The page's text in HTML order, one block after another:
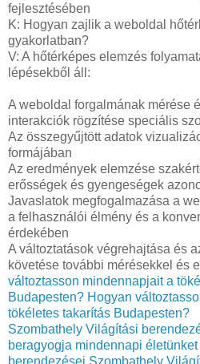
fejlesztésében
K: Hogyan zajlik a weboldal
gyakorlatban?
V: A hőtérképes elemzés
lépésekből áll:
A weboldal forgalmának mérése
interakciók rögzítése speciális
Az összegyűjtött adatok
formájában
Az eredmények elemzése
erősségek és gyengeségek
Javaslatok megfogalmazása a
a felhasználói élmény és a
érdekében
A változtatások végrehajtása és
követése további mérésekkel és
változtasson mindennapjait a
Budapesten? Hogyan
tökéletes takarítás Budapesten?
Szombathely Világítási
beragyogja mindennapi
berendezései Szombathely